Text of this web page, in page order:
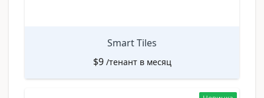
Smart Tiles
$9 /тенант в месяц